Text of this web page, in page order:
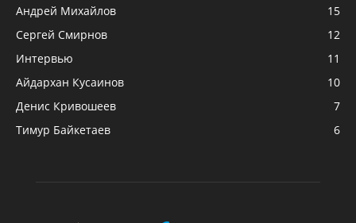
Андрей Михайлов
15
Сергей Смирнов
12
Интервью
11
Айдархан Кусаинов
10
Денис Кривошеев
7
Тимур Байкетаев
6